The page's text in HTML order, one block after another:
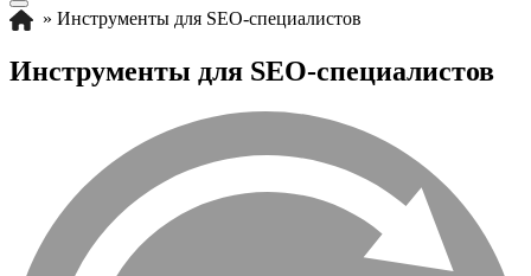
» Инструменты для SEO-специалистов
Инструменты для SEO-специалистов